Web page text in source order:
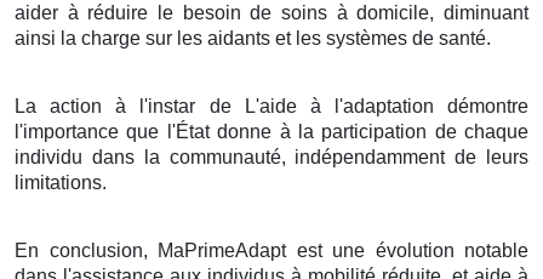
aider à réduire le besoin de soins à domicile, diminuant
ainsi la charge sur les aidants et les systèmes de santé.
La action à l'instar de L'aide à l'adaptation démontre
l'importance que l'État donne à la participation de chaque
individu dans la communauté, indépendamment de leurs
limitations.
En conclusion, MaPrimeAdapt est une évolution notable